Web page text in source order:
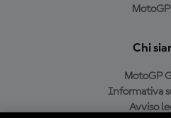
Chi
MotoGP
Informativa
Avviso